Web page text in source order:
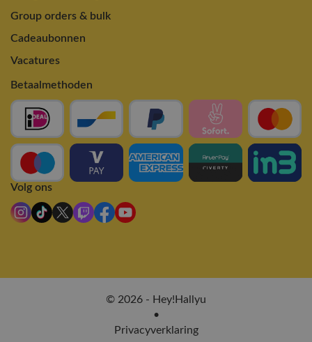
Group orders & bulk
Cadeaubonnen
Vacatures
Betaalmethoden
Volg ons
© 2026 - Hey!Hallyu
•
Privacyverklaring